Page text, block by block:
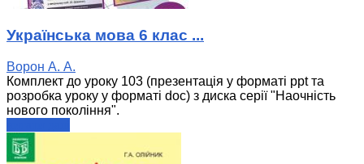
Українська мова 6 клас ...
Ворон А. А.
Комплект до уроку 103 (презентація у форматі ppt та
розробка уроку у форматі doc) з диска серії "Наочність
нового покоління".